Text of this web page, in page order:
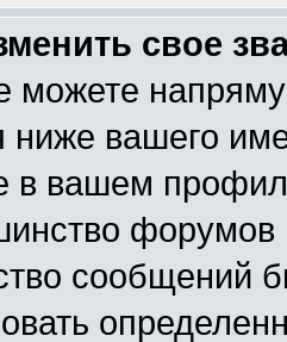
свое
ниже вашего
в вашем
форумов
сообщений